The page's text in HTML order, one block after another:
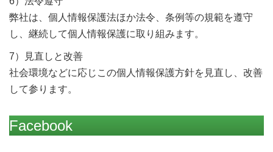
弊社は、個人情報保護法ほか法令、条例等の規範を遵守
し、継続して個人情報保護に取り組みます。
7）見直しと改善
社会環境などに応じこの個人情報保護方針を見直し、改善
して参ります。
Facebook